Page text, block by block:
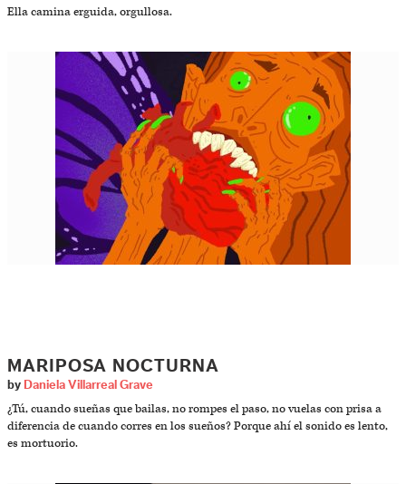
Ella camina erguida, orgullosa.
MARIPOSA NOCTURNA
by Daniela Villarreal Grave
¿Tú, cuando sueñas que bailas, no rompes el paso, no vuelas con prisa a
diferencia de cuando corres en los sueños? Porque ahí el sonido es lento,
es mortuorio.